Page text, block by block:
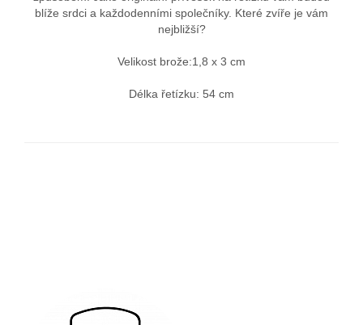
blíže srdci a každodenními společníky. Které zvíře je vám
nejbližší?
Velikost brože:1,8 x 3 cm
Délka řetízku: 54 cm